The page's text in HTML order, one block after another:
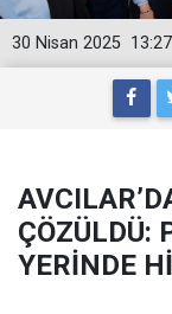
13:27
30 Nisan 2025
ÇÖZÜLDÜ:
YERİNDE